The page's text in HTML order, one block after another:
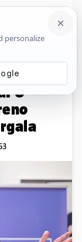
Komentari
U